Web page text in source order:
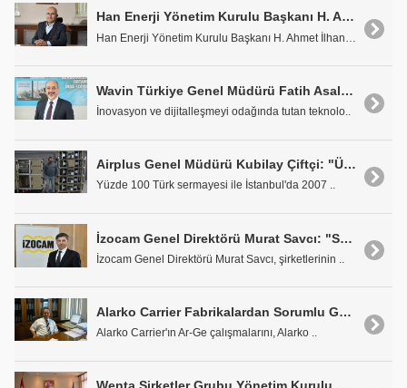
Han Enerji Yönetim Kurulu Başkanı H. Ahmet İlhan: "Gökçe Brülör'ü Global Bir Teknoloji Firmasına Dönüştüreceğiz"
Wavin Türkiye Genel Müdürü Fatih Asal: "İnovasyon ve Dijitalleşmeyi Odağında Tutan Teknolojiler Tasarlıyoruz"
İnovasyon ve dijitalleşmeyi odağında tutan teknolo..
Airplus Genel Müdürü Kubilay Çiftçi: "Üretimimizin Yüzde 65'ini İhraç Ediyoruz"
Yüzde 100 Türk sermayesi ile İstanbul'da 2007 ..
İzocam Genel Direktörü Murat Savcı: "Sürdürülebilirlik Politikamız Çerçevesinde En Önemli Gündem Maddemiz Çevre ve İnsan Sağlığı"
İzocam Genel Direktörü Murat Savcı, şirketlerinin ..
Alarko Carrier Fabrikalardan Sorumlu Genel Müdür Yardımcısı Murat Çopur: "Bu Yıl da Gelişim ve İnovasyon Odaklı Çalışmalarımızı Sürdürüyoruz"
Alarko Carrier'ın Ar-Ge çalışmalarını, Alarko ..